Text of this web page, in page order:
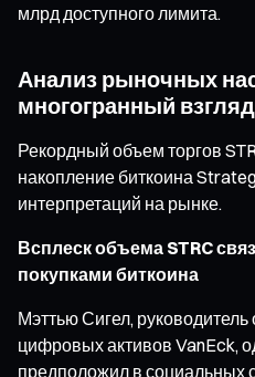
млрд доступного лимита.
Анализ рыночных
многогранный взгляд
Рекордный объем торгов
накопление биткоина
интерпретаций на рынке.
Всплеск объема STRC
покупками биткоина
Мэттью Сигел,
цифровых активов VanEck,
предположил в социальных